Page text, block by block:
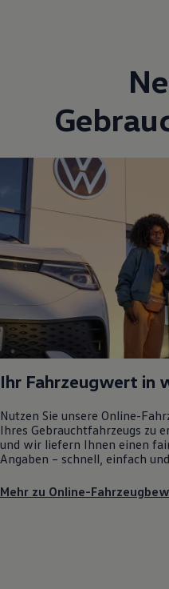
Ihr Fahrzeugwert in
Nutzen Sie unsere Online-
Ihres Gebrauchtfahrzeugs zu
und wir liefern Ihnen einen
Angaben – schnell, einfach
Mehr zu Online-